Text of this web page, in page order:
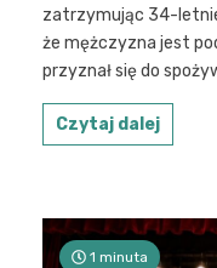
zatrzymując 34-
że mężczyzna jest
przyznał się do
Czytaj dalej
1 minuta